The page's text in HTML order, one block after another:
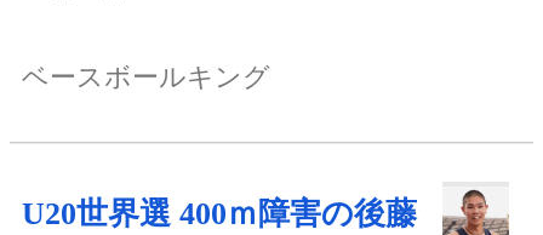
ベースボールキング
U20世界選 400ｍ障害の後藤